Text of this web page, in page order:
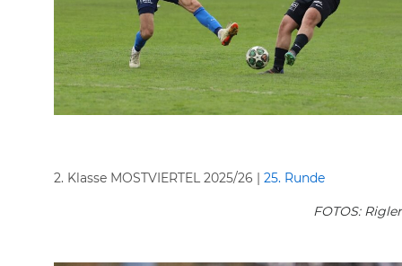
2. Klasse MOSTVIERTEL 2025/26 | 25. Runde
FOTOS: Rigler